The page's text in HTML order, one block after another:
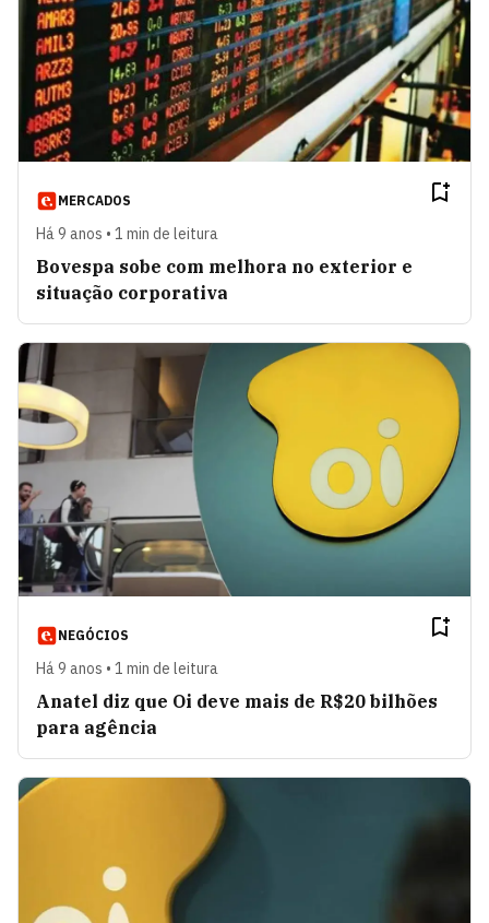
MERCADOS
Há 9 anos • 1 min de leitura
Bovespa sobe com melhora no exterior e
situação corporativa
NEGÓCIOS
Há 9 anos • 1 min de leitura
Anatel diz que Oi deve mais de R$20 bilhões
para agência